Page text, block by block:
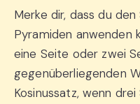
Merke dir, dass du
Pyramiden anwenden
eine Seite oder zwei
gegenüberliegenden
Kosinussatz, wenn